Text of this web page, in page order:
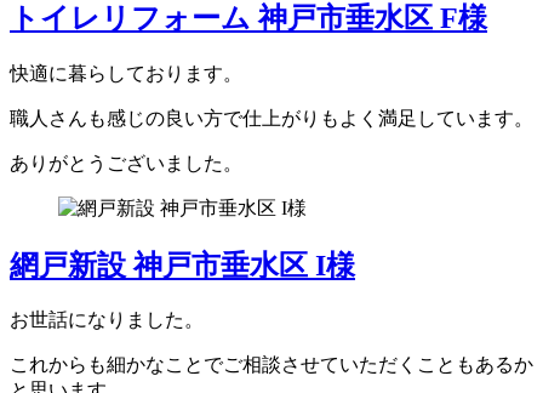
トイレリフォーム 神戸市垂水区 F様
快適に暮らしております。
職人さんも感じの良い方で仕上がりもよく満足しています。
ありがとうございました。
網戸新設 神戸市垂水区 I様
お世話になりました。
これからも細かなことでご相談させていただくこともあるか